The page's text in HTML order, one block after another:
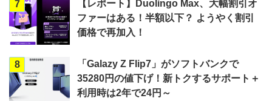
7
【レポート】Duolingo Max、大幅割引オ
ファーはある！半額以下？ ようやく割引
価格で再加入！
8
「Galazy Z Flip7」がソフトバンクで
35280円の値下げ！新トクするサポート＋
利用時は2年で24円～